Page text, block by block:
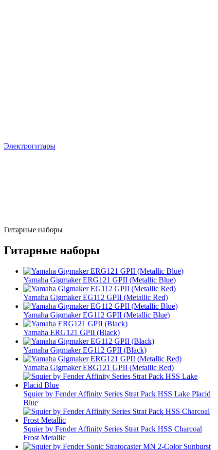
Электрогитары
Гитарные наборы
Гитарные наборы
Yamaha Gigmaker ERG121 GPII (Metallic Blue)
Yamaha Gigmaker EG112 GPII (Metallic Red)
Yamaha Gigmaker EG112 GPII (Metallic Blue)
Yamaha ERG121 GPII (Black)
Yamaha Gigmaker EG112 GPII (Black)
Yamaha Gigmaker ERG121 GPII (Metallic Red)
Squier by Fender Affinity Series Strat Pack HSS Lake Placid
Blue
Squier by Fender Affinity Series Strat Pack HSS Charcoal
Frost Metallic